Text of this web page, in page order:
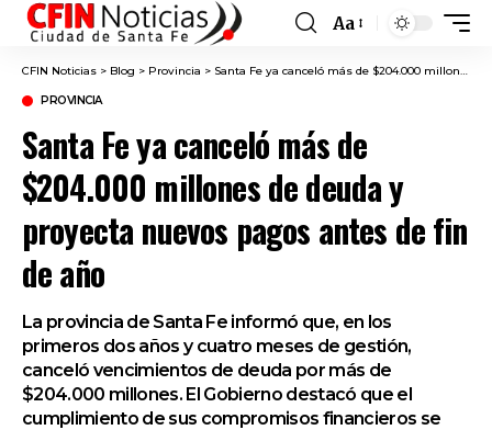
Font
Resizer
Aa
CFIN Noticias > Blog > Provincia > Santa Fe ya canceló más de $204.000 millones de deuda y proyecta nuevos pagos antes de fin de año
PROVINCIA
Santa Fe ya canceló más de
$204.000 millones de deuda y
proyecta nuevos pagos antes de fin
de año
La provincia de Santa Fe informó que, en los
primeros dos años y cuatro meses de gestión,
canceló vencimientos de deuda por más de
$204.000 millones. El Gobierno destacó que el
cumplimiento de sus compromisos financieros se